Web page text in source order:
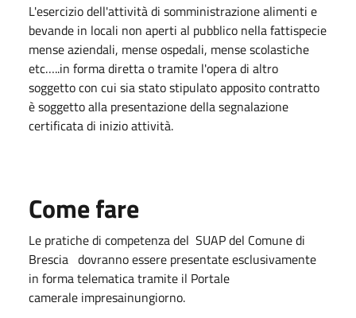
L'esercizio dell'attività di somministrazione alimenti e
bevande in locali non aperti al pubblico nella fattispecie
mense aziendali, mense ospedali, mense scolastiche
etc…..in forma diretta o tramite l'opera di altro
soggetto con cui sia stato stipulato apposito contratto
è soggetto alla presentazione della segnalazione
certificata di inizio attività.
Come fare
Le pratiche di competenza del SUAP del Comune di
Brescia dovranno essere presentate esclusivamente
in forma telematica tramite il Portale
camerale impresainungiorno.